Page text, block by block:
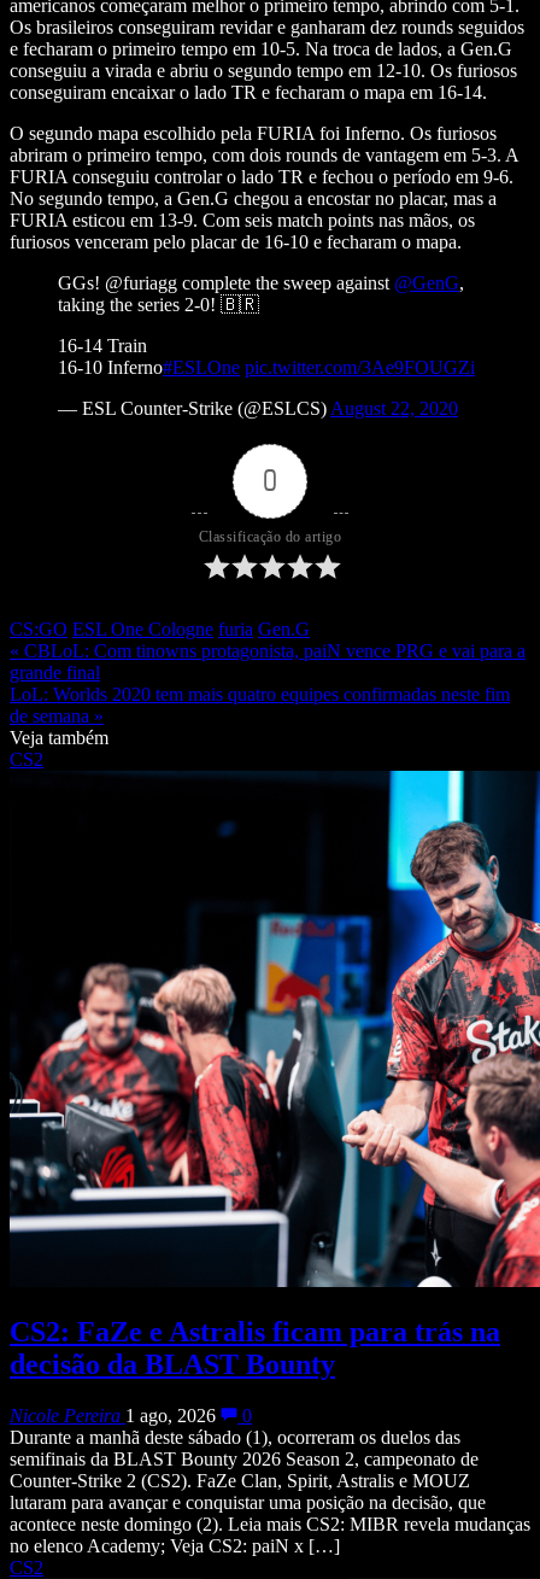
americanos começaram melhor o primeiro tempo, abrindo com 5-1.
Os brasileiros conseguiram revidar e ganharam dez rounds seguidos
e fecharam o primeiro tempo em 10-5. Na troca de lados, a Gen.G
conseguiu a virada e abriu o segundo tempo em 12-10. Os furiosos
conseguiram encaixar o lado TR e fecharam o mapa em 16-14.
O segundo mapa escolhido pela FURIA foi Inferno. Os furiosos
abriram o primeiro tempo, com dois rounds de vantagem em 5-3. A
FURIA conseguiu controlar o lado TR e fechou o período em 9-6.
No segundo tempo, a Gen.G chegou a encostar no placar, mas a
FURIA esticou em 13-9. Com seis match points nas mãos, os
furiosos venceram pelo placar de 16-10 e fecharam o mapa.
GGs! @furiagg complete the sweep against @GenG,
taking the series 2-0! 🇧🇷
16-14 Train
16-10 Inferno#ESLOne pic.twitter.com/3Ae9FOUGZi
— ESL Counter-Strike (@ESLCS) August 22, 2020
0
Classificação do artigo
CS:GO ESL One Cologne furia Gen.G
« CBLoL: Com tinowns protagonista, paiN vence PRG e vai para a
grande final
LoL: Worlds 2020 tem mais quatro equipes confirmadas neste fim
de semana »
Veja também
CS2
CS2: FaZe e Astralis ficam para trás na
decisão da BLAST Bounty
Nicole Pereira 1 ago, 2026
0
Durante a manhã deste sábado (1), ocorreram os duelos das
semifinais da BLAST Bounty 2026 Season 2, campeonato de
Counter-Strike 2 (CS2). FaZe Clan, Spirit, Astralis e MOUZ
lutaram para avançar e conquistar uma posição na decisão, que
acontece neste domingo (2). Leia mais CS2: MIBR revela mudanças
no elenco Academy; Veja CS2: paiN x […]
CS2